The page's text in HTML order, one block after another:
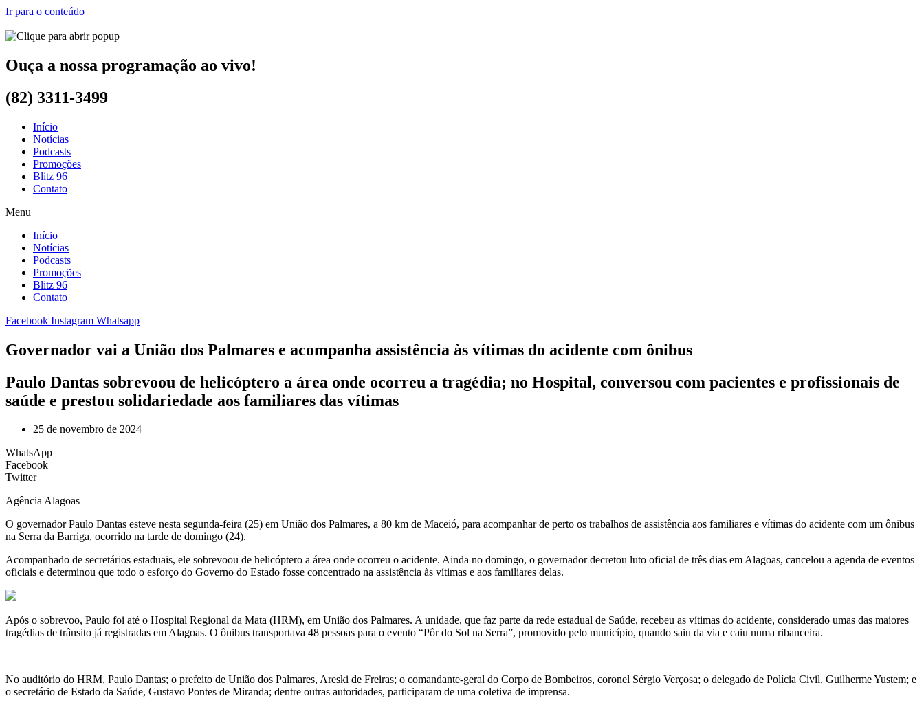
Ir para o conteúdo
Ouça a nossa programação ao vivo!
(82) 3311-3499
Início
Notícias
Podcasts
Promoções
Blitz 96
Contato
Menu
Início
Notícias
Podcasts
Promoções
Blitz 96
Contato
Facebook Instagram Whatsapp
Governador vai a União dos Palmares e acompanha assistência às vítimas do acidente com ônibus
Paulo Dantas sobrevoou de helicóptero a área onde ocorreu a tragédia; no Hospital, conversou com pacientes e profissionais de
saúde e prestou solidariedade aos familiares das vítimas
25 de novembro de 2024
WhatsApp
Facebook
Twitter
Agência Alagoas
O governador Paulo Dantas esteve nesta segunda-feira (25) em União dos Palmares, a 80 km de Maceió, para acompanhar de perto os trabalhos de assistência aos familiares e vítimas do acidente com um ônibus
na Serra da Barriga, ocorrido na tarde de domingo (24).
Acompanhado de secretários estaduais, ele sobrevoou de helicóptero a área onde ocorreu o acidente. Ainda no domingo, o governador decretou luto oficial de três dias em Alagoas, cancelou a agenda de eventos
oficiais e determinou que todo o esforço do Governo do Estado fosse concentrado na assistência às vítimas e aos familiares delas.
Após o sobrevoo, Paulo foi até o Hospital Regional da Mata (HRM), em União dos Palmares. A unidade, que faz parte da rede estadual de Saúde, recebeu as vítimas do acidente, considerado umas das maiores
tragédias de trânsito já registradas em Alagoas. O ônibus transportava 48 pessoas para o evento “Pôr do Sol na Serra”, promovido pelo município, quando saiu da via e caiu numa ribanceira.
No auditório do HRM, Paulo Dantas; o prefeito de União dos Palmares, Areski de Freiras; o comandante-geral do Corpo de Bombeiros, coronel Sérgio Verçosa; o delegado de Polícia Civil, Guilherme Yustem; e
o secretário de Estado da Saúde, Gustavo Pontes de Miranda; dentre outras autoridades, participaram de uma coletiva de imprensa.